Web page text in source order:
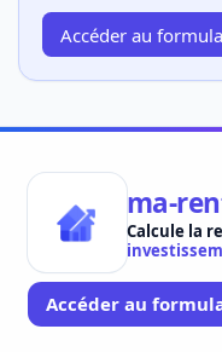
Accéder au
ma-
Calcule la
Accéder au